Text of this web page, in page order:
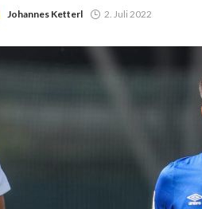
Johannes Ketterl 2. Juli 2022